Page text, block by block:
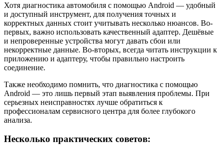
Хотя диагностика автомобиля с помощью Android — удобный
и доступный инструмент, для получения точных и
корректных данных стоит учитывать несколько нюансов. Во-
первых, важно использовать качественный адаптер. Дешёвые
и непроверенные устройства могут давать сбои или
некорректные данные. Во-вторых, всегда читать инструкции к
приложению и адаптеру, чтобы правильно настроить
соединение.
Также необходимо помнить, что диагностика с помощью
Android — это лишь первый этап выявления проблемы. При
серьезных неисправностях лучше обратиться к
профессионалам сервисного центра для более глубокого
анализа.
Несколько практических советов: